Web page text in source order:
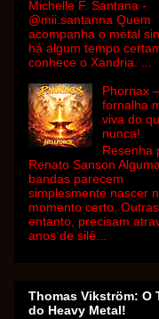
Michelle F. Santana -
@mii.santanna Quem
acompanha o metal
há algum tempo
conhece o Xandria. ...
Phornax
fornalha
viva do
nunca!
Resenha
Renato Sanson
bandas parecem
simplesmente nascer
momento certo.
entanto, precisam
anos de silê...
Thomas Vikström: O
do Heavy Metal!